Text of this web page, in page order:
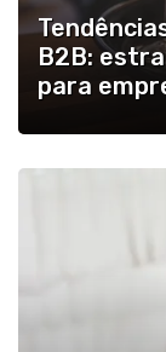
B2B:
para